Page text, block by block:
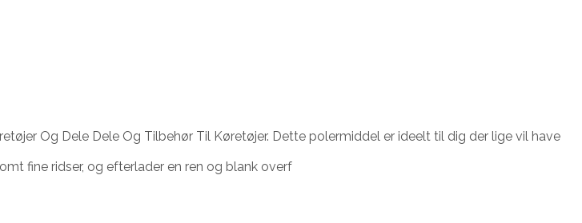
Og Dele Dele Og Tilbehør Til Køretøjer. Dette polermiddel er ideelt til dig der lige vil have
fine ridser, og efterlader en ren og blank overf